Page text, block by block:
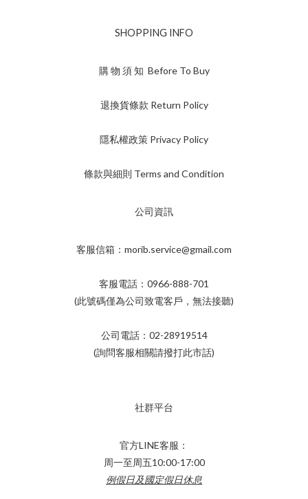
SHOPPING INFO
購 物 須 知 Before To Buy
退換貨條款 Return Policy
隱私權政策 Privacy Policy
條款與細則 Terms and Condition
公司資訊
客服信箱：morib.service@gmail.com
客服電話：0966-888-701
(此號碼僅為公司致電客戶，無法接聽)
公司電話：02-28919514
(詢問客服相關請撥打此市話)
社群平台
官方LINE客服：
周一至周五10:00-17:00
例假日及國定假日休息